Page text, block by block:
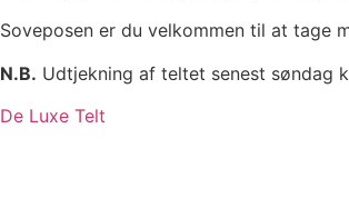
Soveposen er du velkommen til at tage
N.B. Udtjekning af teltet senest søndag
De Luxe Telt